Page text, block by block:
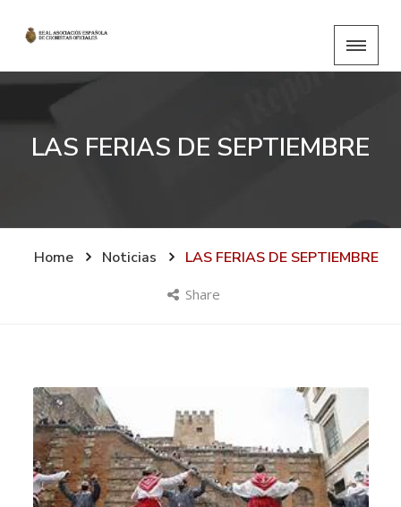
LAS FERIAS DE SEPTIEMBRE
Home Noticias LAS FERIAS DE SEPTIEMBRE
Share